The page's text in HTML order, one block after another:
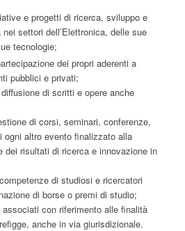
e progetti di ricerca, sviluppo e
settori dell’Elettronica, delle sue
tecnologie;
dei propri aderenti a
pubblici e privati;
di scritti e opere anche
di corsi, seminari, conferenze,
altro evento finalizzato alla
dei risultati di ricerca e innovazione in
di studiosi e ricercatori
di borse o premi di studio;
con riferimento alle finalità
anche in via giurisdizionale.